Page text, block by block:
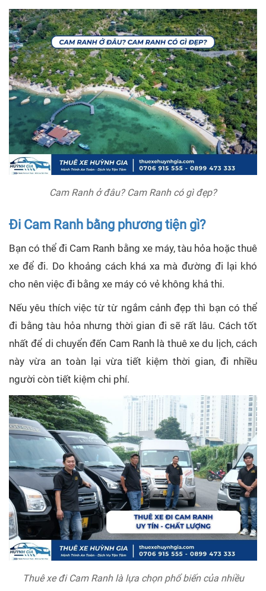
Cam Ranh ở đâu? Cam Ranh có gì đẹp?
Đi Cam Ranh bằng phương tiện gì?
Bạn có thể đi Cam Ranh bằng xe máy, tàu hỏa hoặc thuê
xe để đi. Do khoảng cách khá xa mà đường đi lại khó
cho nên việc đi bằng xe máy có vẻ không khả thi.
Nếu yêu thích việc từ từ ngắm cảnh đẹp thì bạn có thể
đi bằng tàu hỏa nhưng thời gian đi sẽ rất lâu. Cách tốt
nhất để di chuyển đến Cam Ranh là thuê xe du lịch, cách
này vừa an toàn lại vừa tiết kiệm thời gian, đi nhiều
người còn tiết kiệm chi phí.
Thuê xe đi Cam Ranh là lựa chọn phổ biến của nhiều